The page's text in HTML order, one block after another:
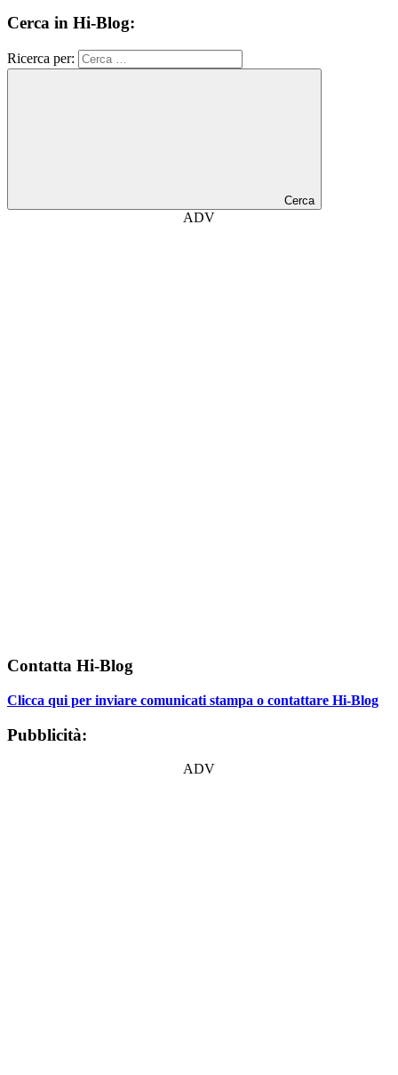
Cerca in Hi-Blog:
Ricerca per:
Cerca
ADV
Contatta Hi-Blog
Clicca qui per inviare comunicati stampa o contattare Hi-Blog
Pubblicità:
ADV